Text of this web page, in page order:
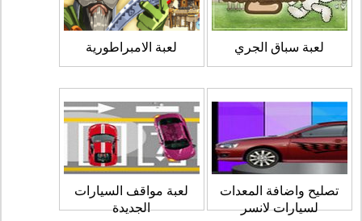
لعبة سباق الجري لعبة الامبراطورية
تصليح واضافة المعدات
لسيارات لانسر
لعبة مواقف السيارات
الجديدة